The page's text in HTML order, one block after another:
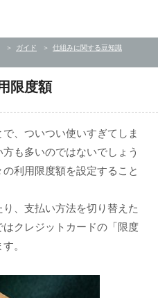
ガイド
仕組みに関する豆知識
限度額
、ついつい使いすぎてしま
も多いのではないでしょう
利用限度額を設定すること
、支払い方法を切り替えた
クレジットカードの「限度
。